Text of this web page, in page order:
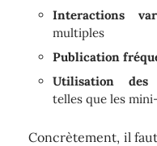
Interactions
multiples
Publication
Utilisation des
telles que les
Concrètement, il